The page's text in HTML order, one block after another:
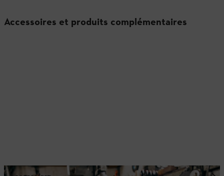
Accessoires et produits complémentaires